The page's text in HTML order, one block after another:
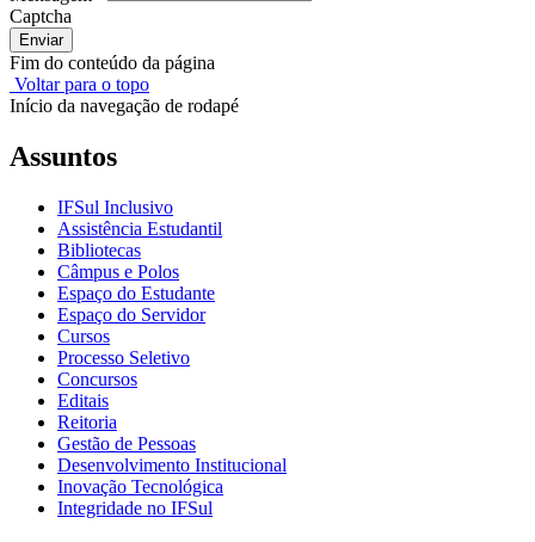
Captcha
Enviar
Fim do conteúdo da página
Voltar para o topo
Início da navegação de rodapé
Assuntos
IFSul Inclusivo
Assistência Estudantil
Bibliotecas
Câmpus e Polos
Espaço do Estudante
Espaço do Servidor
Cursos
Processo Seletivo
Concursos
Editais
Reitoria
Gestão de Pessoas
Desenvolvimento Institucional
Inovação Tecnológica
Integridade no IFSul